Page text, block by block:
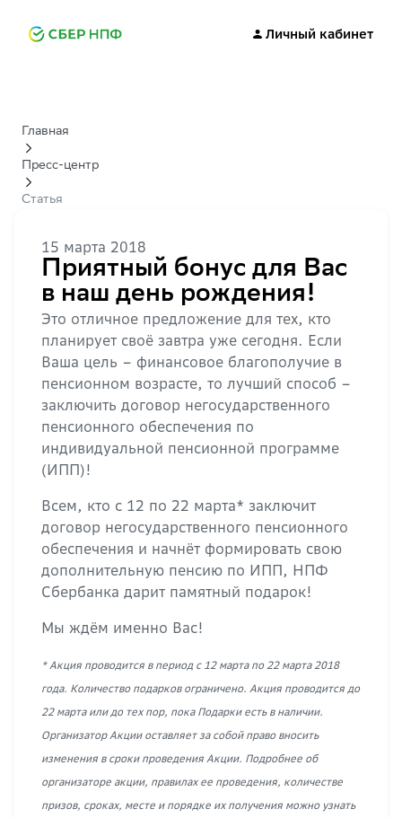
Личный кабинет
Главная
Пресс-центр
Статья
15 марта 2018
Приятный бонус для Вас
в наш день рождения!
Это отличное предложение для тех, кто
планирует своё завтра уже сегодня. Если
Ваша цель – финансовое благополучие в
пенсионном возрасте, то лучший способ –
заключить договор негосударственного
пенсионного обеспечения по
индивидуальной пенсионной программе
(ИПП)!
Всем, кто с 12 по 22 марта* заключит
договор негосударственного пенсионного
обеспечения и начнёт формировать свою
дополнительную пенсию по ИПП, НПФ
Сбербанка дарит памятный подарок!
Мы ждём именно Вас!
* Акция проводится в период с 12 марта по 22 марта 2018
года. Количество подарков ограничено. Акция проводится до
22 марта или до тех пор, пока Подарки есть в наличии.
Организатор Акции оставляет за собой право вносить
изменения в сроки проведения Акции. Подробнее об
организаторе акции, правилах ее проведения, количестве
призов, сроках, месте и порядке их получения можно узнать